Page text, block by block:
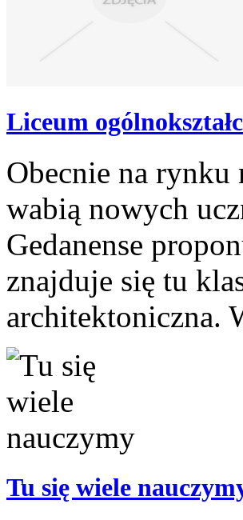
Liceum
Obecnie na rynku
wabią nowych
Gedanense
znajduje się tu
architektoniczna.
Tu się wiele